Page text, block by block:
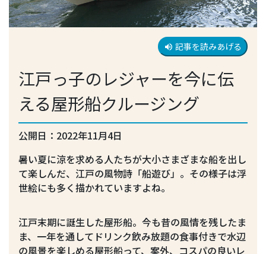
volume_up 記事を読みあげる
江戸っ子のレジャーを今に伝
える屋形船クルージング
公開日：2022年11月4日
暑い夏に涼を求める人たちが大小さまざまな船を出し
て楽しんだ、江戸の風物詩「船遊び」。その様子は浮
世絵にも多く描かれていますよね。
江戸末期に誕生した屋形船。今も昔の風情を残したま
ま、一年を通してドリンク飲み放題の食事付きで水辺
の風景を楽しめる屋形船って、案外、コスパの良いレ